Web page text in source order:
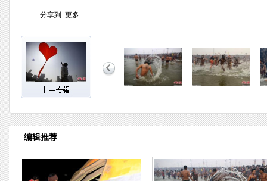
分享到: 更多...
编辑推荐